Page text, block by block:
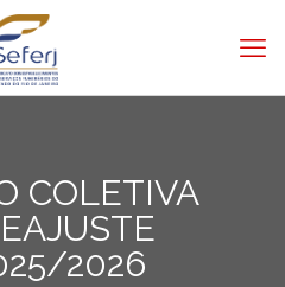
COLETIVA
2026